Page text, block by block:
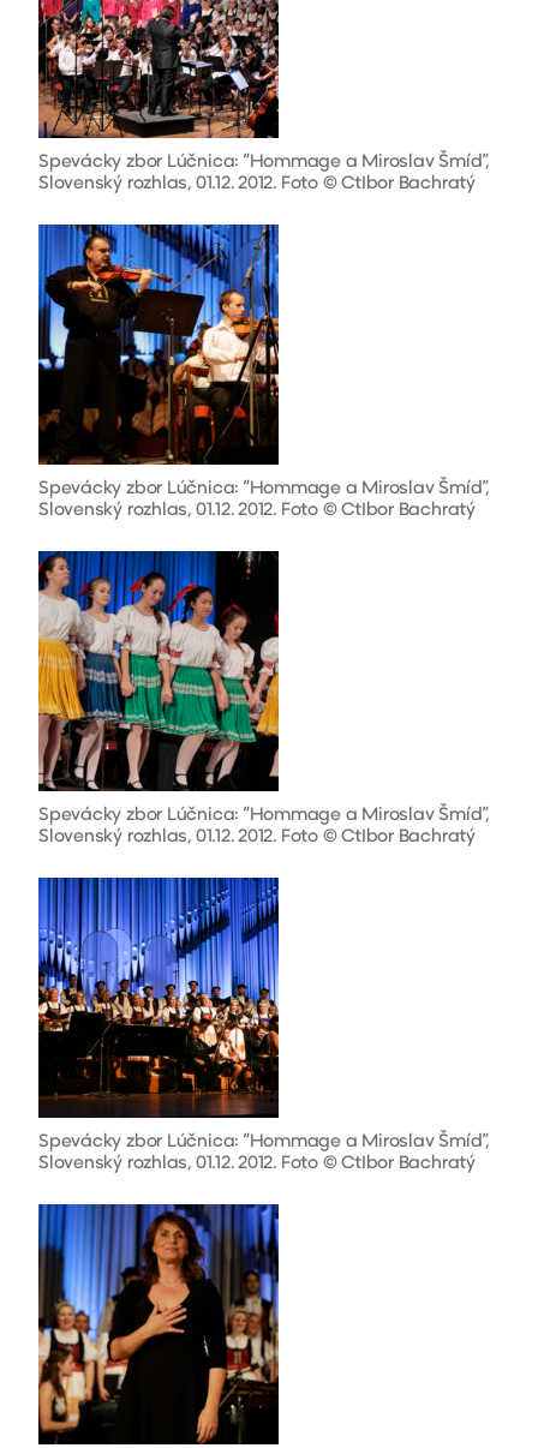
Spevácky zbor Lúčnica: “Hommage a Miroslav Šmíd”,
Slovenský rozhlas, 01.12. 2012. Foto © CtIbor Bachratý
Spevácky zbor Lúčnica: “Hommage a Miroslav Šmíd”,
Slovenský rozhlas, 01.12. 2012. Foto © CtIbor Bachratý
Spevácky zbor Lúčnica: “Hommage a Miroslav Šmíd”,
Slovenský rozhlas, 01.12. 2012. Foto © CtIbor Bachratý
Spevácky zbor Lúčnica: “Hommage a Miroslav Šmíd”,
Slovenský rozhlas, 01.12. 2012. Foto © CtIbor Bachratý